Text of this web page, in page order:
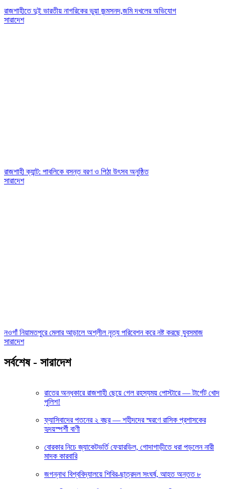
রাজশাহীতে দুই ভারতীয় নাগরিকের ভুয়া জন্মসনদ,জমি দখলের অভিযোগ
সারাদেশ
রাজশাহী ক্যান্ট: পাবলিকে বসন্ত বরণ ও পিঠা উৎসব অনুষ্ঠিত
সারাদেশ
নওগাঁ নিয়ামতপুরে মেলার আড়ালে অশ্লীল নৃত্য পরিবেশন করে নষ্ট করছে যুবসমাজ
সারাদেশ
সর্বশেষ - সারাদেশ
রাতের অন্ধকারে রাজশাহী ছেয়ে গেল রহস্যময় পোস্টারে — টার্গেট খোদ
পুলিশ!
ফ্যাসিবাদের পতনের ২ বছর — শহীদদের স্মরণে রাসিক প্রশাসকের
হৃদয়স্পর্শী বাণী
বোরকার নিচে জ্যাকেটভর্তি ফেয়ারডিল, গোদাগাড়ীতে ধরা পড়লেন নারী
মাদক কারবারি
জগন্নাথ বিশ্ববিদ্যালয়ে শিবির-ছাত্রদল সংঘর্ষ, আহত অন্তত ৮